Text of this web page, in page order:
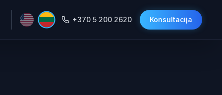
+370 5 200 2620 Konsultacija